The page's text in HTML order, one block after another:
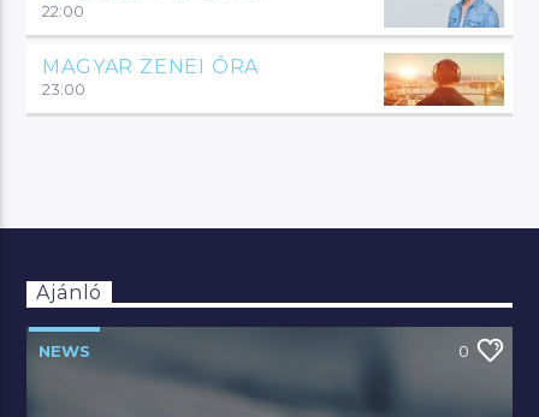
22:00
MAGYAR ZENEI ÓRA
23:00
Ajánló
NEWS 0